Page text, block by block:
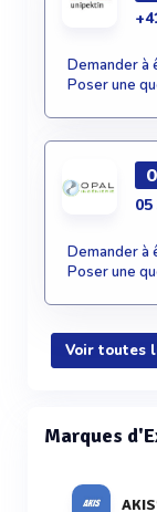
Demander à
Poser une
Demander à
Poser une
Voir toutes
Marques